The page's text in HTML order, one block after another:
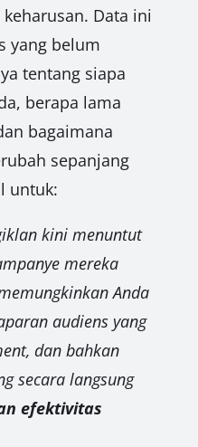
Data ini
yang belum
tentang siapa
berapa lama
bagaimana
sepanjang
untuk:
kini menuntut
mereka
Anda
audiens yang
dan bahkan
secara langsung
efektivitas